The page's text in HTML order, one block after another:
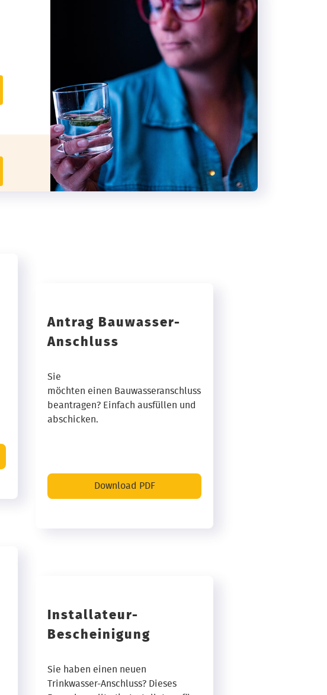
Antrag Bauwasser-
Anschluss
Sie
möchten einen Bauwasseranschluss
beantragen? Einfach ausfüllen und
abschicken.
Download PDF
Installateur-
Bescheinigung
Sie haben einen neuen
Trinkwasser-Anschluss? Dieses